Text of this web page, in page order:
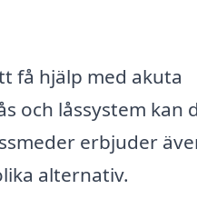
få hjälp med akuta
och låssystem kan
erbjuder
alternativ.